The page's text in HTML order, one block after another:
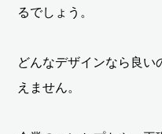
るでしょう。
どんなデザインなら良い
えません。